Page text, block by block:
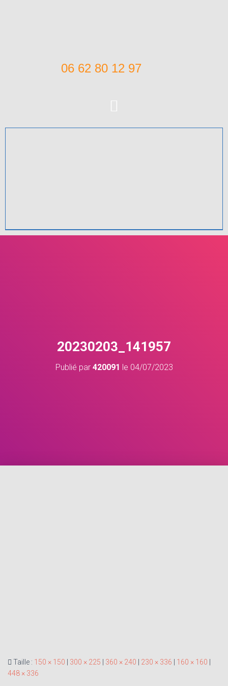
06 62 80 12 97
20230203_141957
Publié par 420091 le 04/07/2023
Taille : 150 × 150 300 × 225 360 × 240 230 × 336 160 × 160
448 × 336